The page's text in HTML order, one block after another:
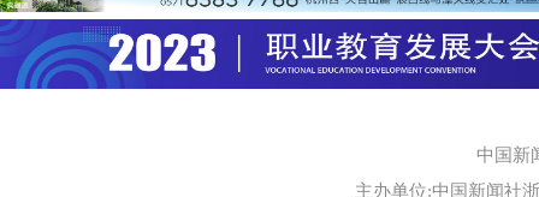
中国新
主办单位:中国新闻社